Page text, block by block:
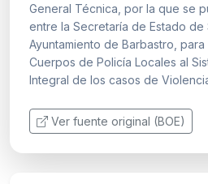
General Técnica, por la que se
entre la Secretaría de Estado de
Ayuntamiento de Barbastro,
Cuerpos de Policía Locales al
Integral de los casos de
Ver fuente original (BOE)